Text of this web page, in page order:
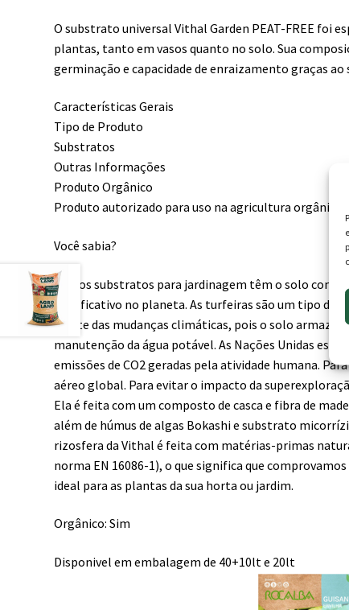
O substrato universal Vithal Garden PEAT-FREE foi
plantas, tanto em vasos quanto no solo. Sua
germinação e capacidade de enraizamento graças
Características Gerais
Tipo de Produto
Substratos
Outras Informações
Produto Orgânico
Produto autorizado para uso na agricultura orgânica.
Você sabia?
Muitos substratos para jardinagem têm o solo
significativo no planeta. As turfeiras são um tipo de
diante das mudanças climáticas, pois o solo
manutenção da água potável. As Nações Unidas
emissões de CO2 geradas pela atividade humana.
aéreo global. Para evitar o impacto da
Ela é feita com um composto de casca e fibra de
além de húmus de algas Bokashi e substrato
rizosfera da Vithal é feita com matérias-primas
norma EN 16086-1), o que significa que
ideal para as plantas da sua horta ou jardim.
Orgânico: Sim
Disponivel em embalagem de 40+10lt e 20lt